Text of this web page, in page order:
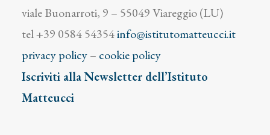
viale Buonarroti, 9 – 55049 Viareggio (LU)
tel +39 0584 54354info@istitutomatteucci.it
privacy policy– cookie policy
Iscriviti alla Newsletter dell’Istituto
Matteucci